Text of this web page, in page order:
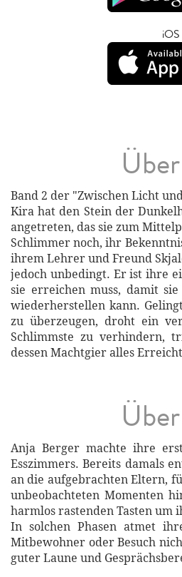
iOS
Band 2 der "Zwischen Licht
Kira hat den Stein der
angetreten, das sie zum
Schlimmer noch, ihr
ihrem Lehrer und Freund
jedoch unbedingt. Er ist ihre
sie erreichen muss, damit
wiederherstellen kann.
zu überzeugen, droht ein
Schlimmste zu verhindern,
dessen Machtgier alles
Anja Berger machte ihre
Esszimmers. Bereits damals
an die aufgebrachten Eltern,
unbeobachteten Momenten
harmlos rastenden Tasten um
In solchen Phasen atmet
Mitbewohner oder Besuch
guter Laune und